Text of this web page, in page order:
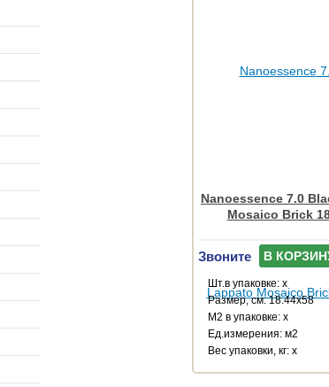
Nanoessence 7.0
Mosaico Brick
Звоните В
Шт.в упаковке: x
Размер, см: 18.44x58
М2 в упаковке: x
Ед.измерения: м2
Веc упаковки, кг: x